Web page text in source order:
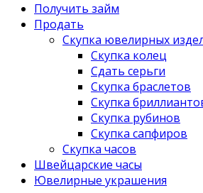
Получить займ
Продать
Скупка ювелирных
Скупка колец
Сдать серьги
Скупка браслетов
Скупка
Скупка рубинов
Скупка сапфиров
Скупка часов
Швейцарские часы
Ювелирные украшения